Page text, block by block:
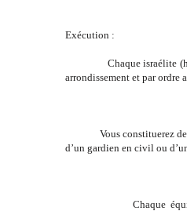
Exécution :
Chaque israélite
arrondissement et par ordre
Vous constituerez des
d’un gardien en civil ou
Chaque équipe devra